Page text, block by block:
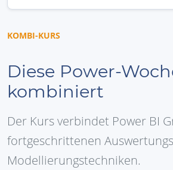
KOMBI-KURS
Diese Power-
kombiniert
Der Kurs verbindet Power BI
fortgeschrittenen
Modellierungstechniken.